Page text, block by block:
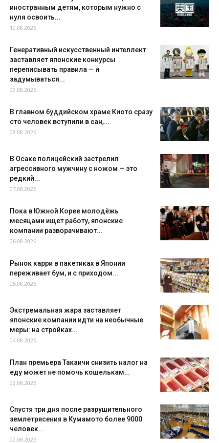
иностранным детям, которым нужно с
нуля освоить...
10.08.2026
Генеративный искусственный интеллект
заставляет японские конкурсы
переписывать правила — и
задумываться...
09.08.2026
В главном буддийском храме Киото сразу
сто человек вступили в сан,...
08.08.2026
В Осаке полицейский застрелил
агрессивного мужчину с ножом — это
редкий...
07.08.2026
Пока в Южной Корее молодёжь
месяцами ищет работу, японские
компании разворачивают...
06.08.2026
Рынок карри в пакетиках в Японии
переживает бум, и с приходом...
05.08.2026
Экстремальная жара заставляет
японские компании идти на необычные
меры: на стройках...
04.08.2026
План премьера Такаичи снизить налог на
еду может не помочь кошелькам...
03.08.2026
Спустя три дня после разрушительного
землетрясения в Кумамото более 9000
человек...
02.08.2026